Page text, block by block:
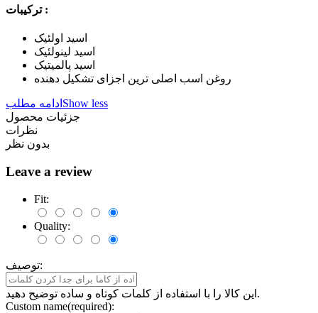
ترکیبات :
اسید اولئیک
اسید لینولئیک
اسید پالمیتیک
روغن اسب اصلی ترین اجزای تشکیل دهنده
ادامه مطلب Show less
جزئیات محصول
نظرات
بدون نظر
Leave a review
Fit:
Quality:
توصیف:
این کالا را با استفاده از کلمات کوتاه و ساده توضیح دهید.
Custom name(required):